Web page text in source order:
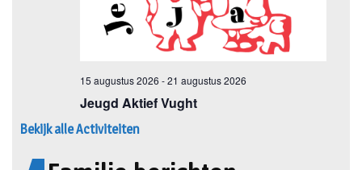
Bekijk alle Activiteiten